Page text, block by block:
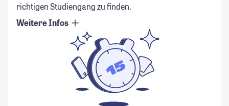
richtigen Studiengang zu finden.
Weitere Infos